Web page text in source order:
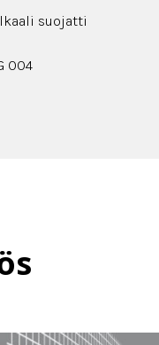
suojatti
004